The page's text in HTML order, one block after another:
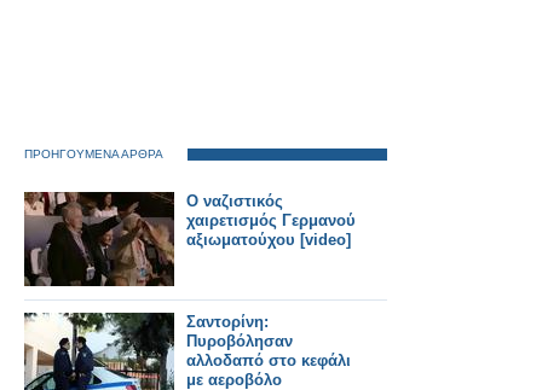
ΠΡΟΗΓΟΥΜΕΝΑ ΑΡΘΡΑ
Ο ναζιστικός
χαιρετισμός Γερμανού
αξιωματούχου [video]
Σαντορίνη:
Πυροβόλησαν
αλλοδαπό στο κεφάλι
με αεροβόλο